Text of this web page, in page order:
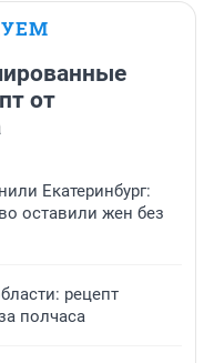
от
Екатеринбург:
оставили жен без
рецепт
полчаса